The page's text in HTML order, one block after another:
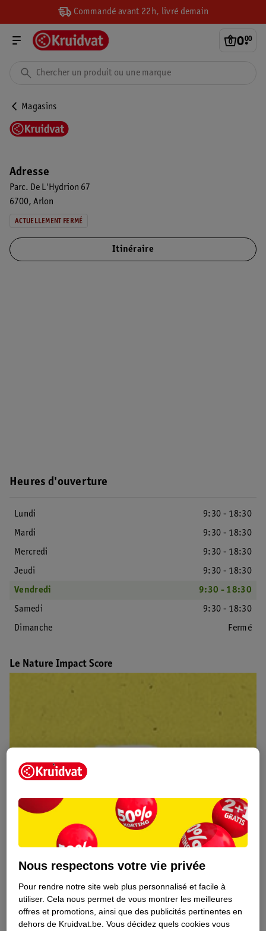
Commandé avant 22h, livré demain
0.
00
Magasins
Adresse
Parc. De L'Hydrion 67
6700 Arlon
ACTUELLEMENT FERMÉ
Itinéraire
Heures d'ouverture
Lundi
9:30 - 18:30
Mardi
9:30 - 18:30
Mercredi
9:30 - 18:30
Jeudi
9:30 - 18:30
Vendredi
9:30 - 18:30
Samedi
9:30 - 18:30
Dimanche
Fermé
Le Nature Impact Score
Nous respectons votre vie privée
Pour rendre notre site web plus personnalisé et facile à
utiliser. Cela nous permet de vous montrer les meilleures
offres et promotions, ainsi que des publicités pertinentes en
dehors de Kruidvat.be. Vous décidez quels cookies vous